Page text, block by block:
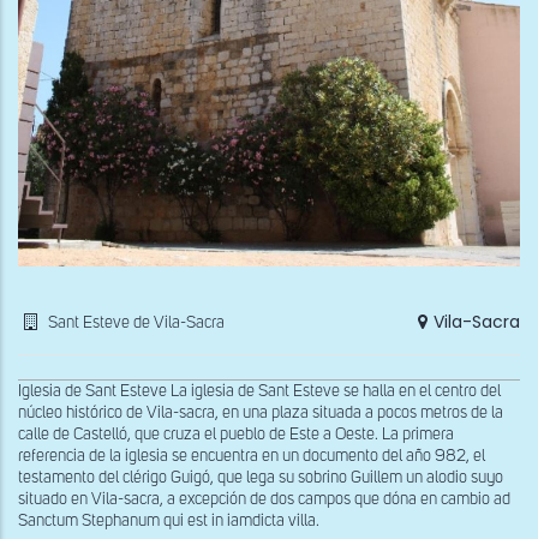
Sant Esteve de Vila-Sacra Vila-Sacra
Iglesia de Sant Esteve La iglesia de Sant Esteve se halla en el centro del
núcleo histórico de Vila-sacra, en una plaza situada a pocos metros de la
calle de Castelló, que cruza el pueblo de Este a Oeste. La primera
referencia de la iglesia se encuentra en un documento del año 982, el
testamento del clérigo Guigó, que lega su sobrino Guillem un alodio suyo
situado en Vila-sacra, a excepción de dos campos que dóna en cambio ad
Sanctum Stephanum qui est in iamdicta villa.